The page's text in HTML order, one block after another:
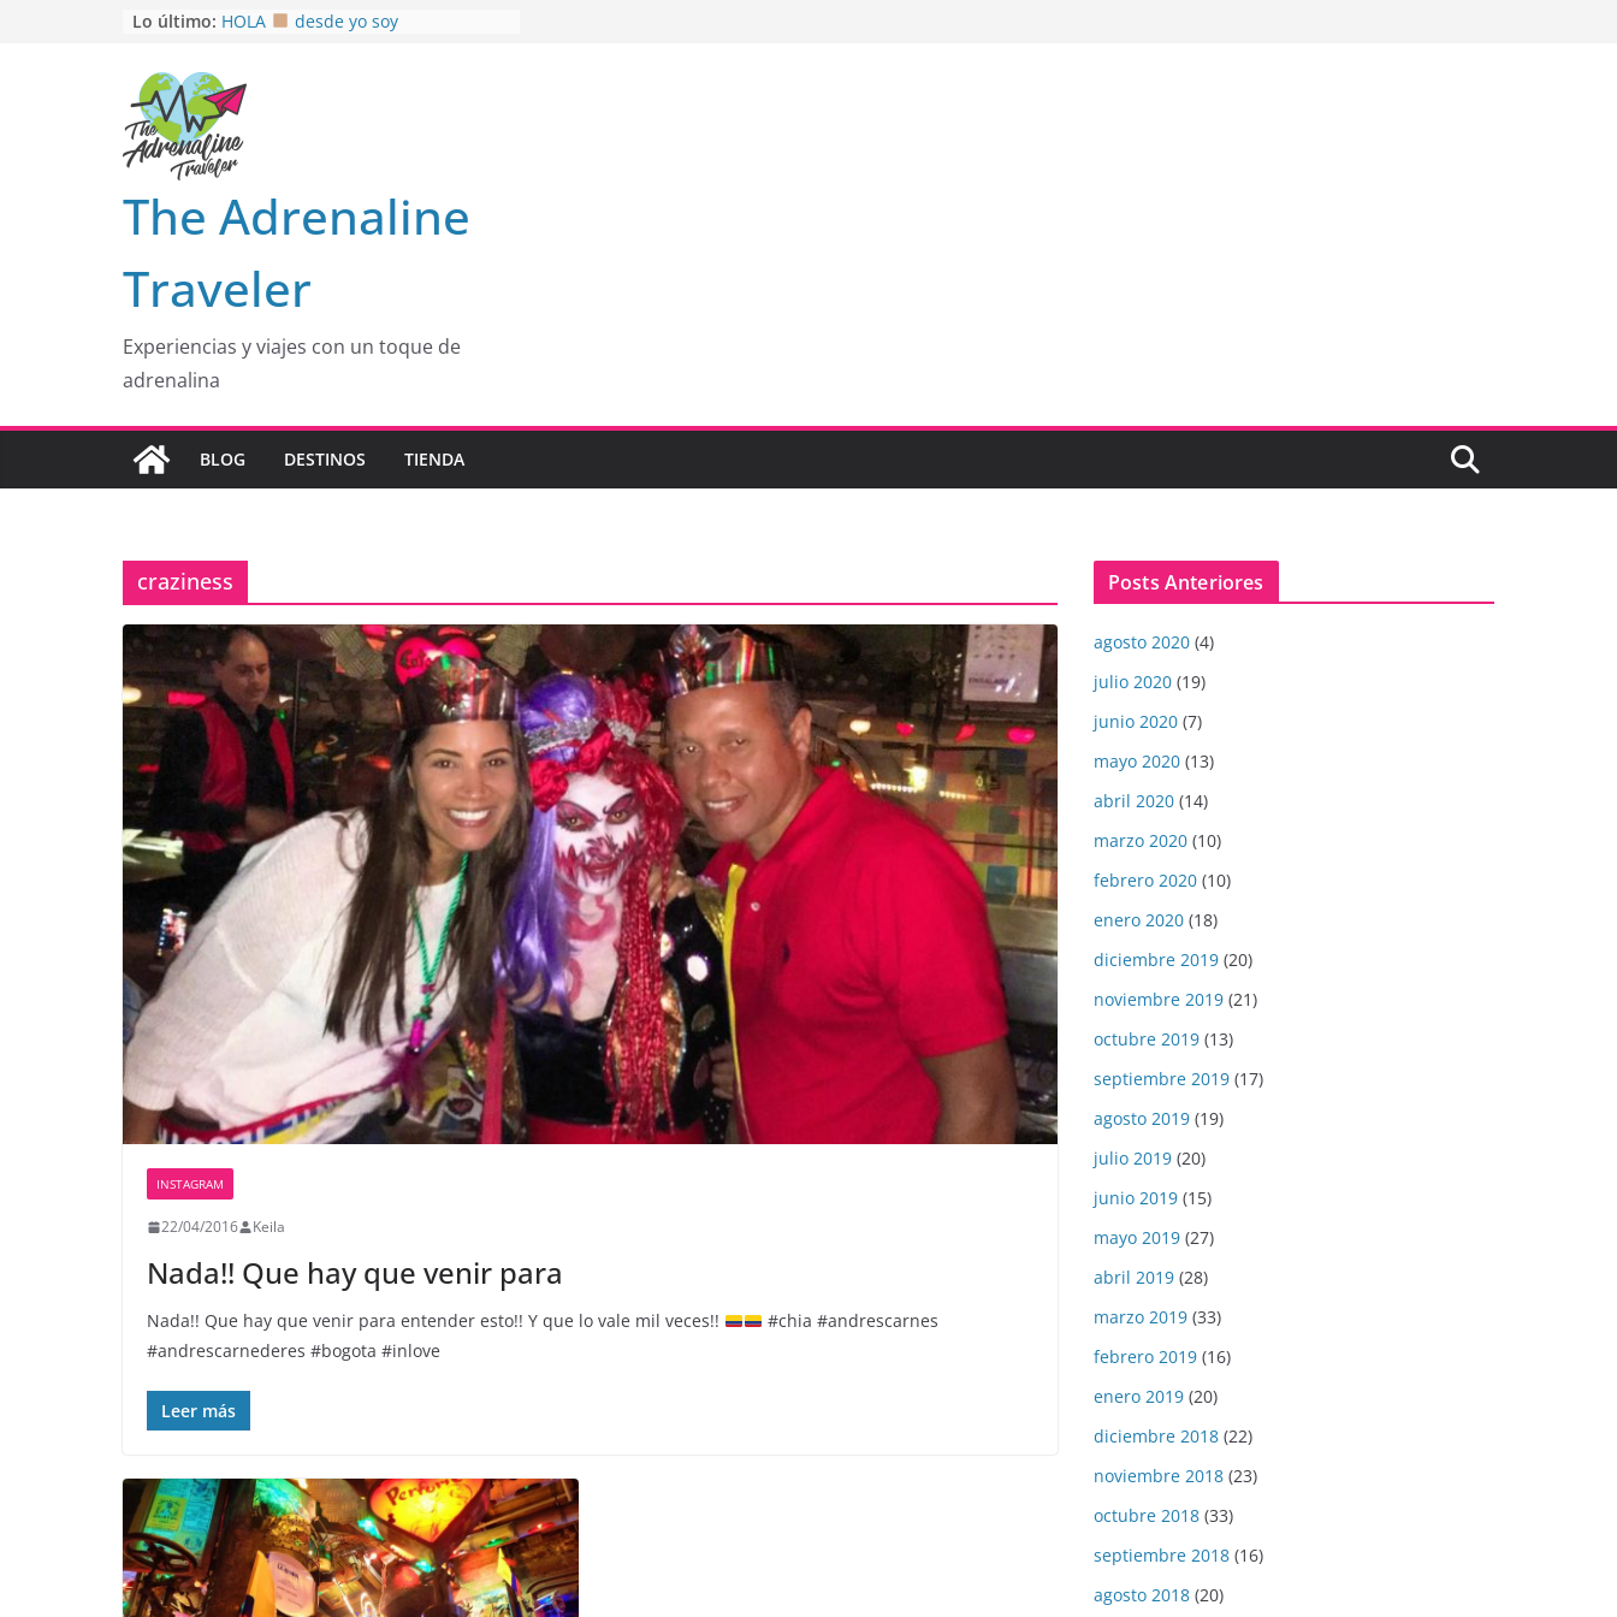
Lo último: HOLA
desde yo soy
EL SENDERO DEL CACAO: Excelente
opción
HOSPEDAJE AL NATURALSHH !!
En
MULITO!
The Adrenaline
Traveler
Experiencias y viajes con un toque de
adrenalina
BLOG DESTINOS TIENDA
craziness
INSTAGRAM
22/04/2016 Keila
Nada!! Que hay que venir para
Nada!! Que hay que venir para entender esto!! Y que lo vale mil veces!!
#chia #andrescarnes
#andrescarnederes #bogota #inlove
Leer más
Posts Anteriores
agosto 2020 (4)
julio 2020 (19)
junio 2020 (7)
mayo 2020 (13)
abril 2020 (14)
marzo 2020 (10)
febrero 2020 (10)
enero 2020 (18)
diciembre 2019 (20)
noviembre 2019 (21)
octubre 2019 (13)
septiembre 2019 (17)
agosto 2019 (19)
julio 2019 (20)
junio 2019 (15)
mayo 2019 (27)
abril 2019 (28)
marzo 2019 (33)
febrero 2019 (16)
enero 2019 (20)
diciembre 2018 (22)
noviembre 2018 (23)
octubre 2018 (33)
septiembre 2018 (16)
agosto 2018 (20)